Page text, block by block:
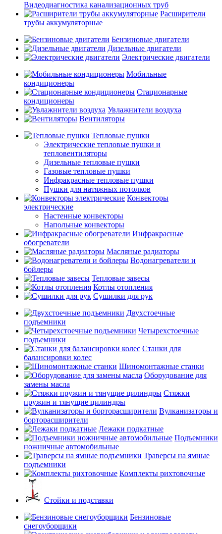
Видеодиагностика канализационных труб
Расширители
трубы аккумуляторные
Бензиновые двигатели
Дизельные двигатели
Электрические двигатели
Мобильные
кондиционеры
Стационарные
кондиционеры
Увлажнители воздуха
Вентиляторы
Тепловые пушки
Электрические тепловые пушки и
тепловентиляторы
Дизельные тепловые пушки
Газовые тепловые пушки
Инфракрасные тепловые пушки
Пушки для натяжных потолков
Конвекторы
электрические
Настенные конвекторы
Напольные конвекторы
Инфракрасные
обогреватели
Масляные радиаторы
Водонагреватели и
бойлеры
Тепловые завесы
Котлы отопления
Сушилки для рук
Двухстоечные
подъемники
Четырехстоечные
подъемники
Станки для
балансировки колес
Шиномонтажные станки
Оборудование для
замены масла
Стяжки
пружин и тянущие цилиндры
Вулканизаторы и
борторасширители
Лежаки подкатные
Подъемники
ножничные автомобильные
Траверсы на ямные
подъемники
Комплекты рихтовочные
Стойки и подставки
Бензиновые
снегоуборщики